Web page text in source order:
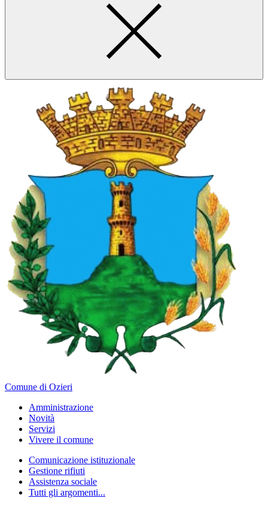
Comune di Ozieri
Amministrazione
Novità
Servizi
Vivere il comune
Comunicazione istituzionale
Gestione rifiuti
Assistenza sociale
Tutti gli argomenti...